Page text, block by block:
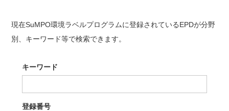
現在SuMPO環境ラベルプログラムに登録されているEPDが分野
別、キーワード等で検索できます。
キーワード
登録番号